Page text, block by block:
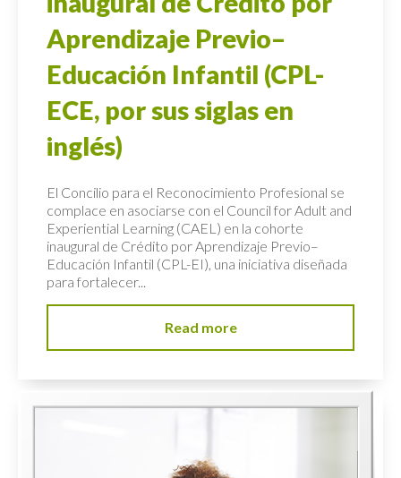
Aprendizaje Previo–
Educación Infantil (CPL-
ECE, por sus siglas en
inglés)
El Concilio para el Reconocimiento Profesional se
complace en asociarse con el Council for Adult and
Experiential Learning (CAEL) en la cohorte
inaugural de Crédito por Aprendizaje Previo–
Educación Infantil (CPL-EI), una iniciativa diseñada
para fortalecer...
Read more